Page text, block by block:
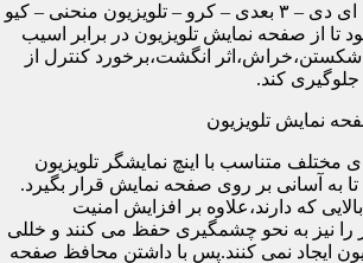
تخت (ال سی دی – ال ای دی – ۳ بعدی – کرو – تلویزیون منحنی – کیو
از صفحه نمایش تلویزیون در برابر اسیب
انگشت،برخورد کنترل از
کند.
نمایش تلویزیون
مختلف متناسب با اینچ نمایشگر تلویزیون
به آسانی بر روی صفحه نمایش قرار بگیرد.
که دارند،علاوه بر افزایش امنیت
را نیز به نحو چشمگیری حفظ می کنند و خللی
ایجاد نمی کنند.پس با داشتن محافظ صفحه